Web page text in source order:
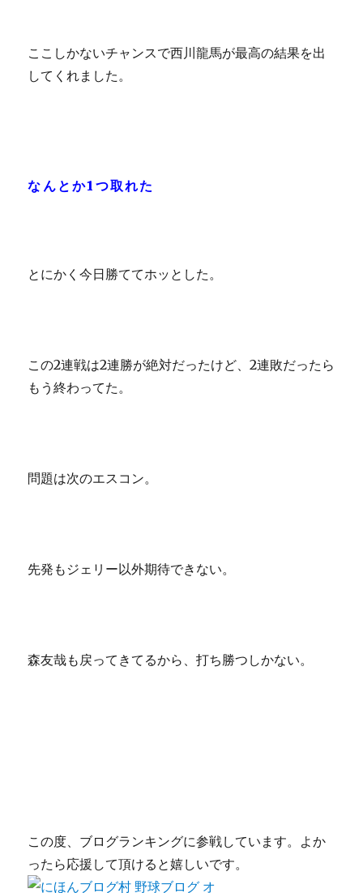
ここしかないチャンスで西川龍馬が最高の結果を出
してくれました。
なんとか1つ取れた
とにかく今日勝ててホッとした。
この2連戦は2連勝が絶対だったけど、2連敗だったら
もう終わってた。
問題は次のエスコン。
先発もジェリー以外期待できない。
森友哉も戻ってきてるから、打ち勝つしかない。
この度、ブログランキングに参戦しています。よか
ったら応援して頂けると嬉しいです。